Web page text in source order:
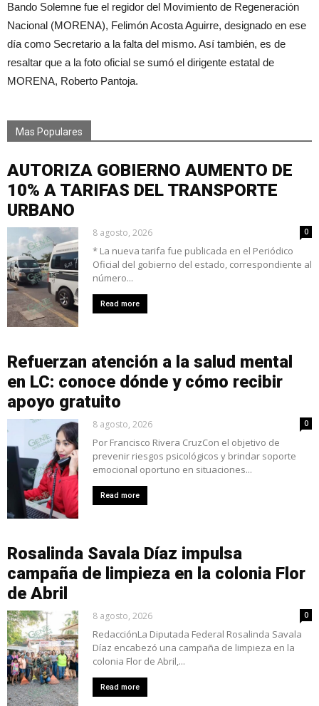
Bando Solemne fue el regidor del Movimiento de Regeneración
Nacional (MORENA), Felimón Acosta Aguirre, designado en ese
día como Secretario a la falta del mismo. Así también, es de
resaltar que a la foto oficial se sumó el dirigente estatal de
MORENA, Roberto Pantoja.
Mas Populares
AUTORIZA GOBIERNO AUMENTO DE
10% A TARIFAS DEL TRANSPORTE
URBANO
8 agosto, 2026 0
* La nueva tarifa fue publicada en el Periódico
Oficial del gobierno del estado, correspondiente al
número...
Read more
Refuerzan atención a la salud mental
en LC: conoce dónde y cómo recibir
apoyo gratuito
8 agosto, 2026 0
Por Francisco Rivera CruzCon el objetivo de
prevenir riesgos psicológicos y brindar soporte
emocional oportuno en situaciones...
Read more
Rosalinda Savala Díaz impulsa
campaña de limpieza en la colonia Flor
de Abril
8 agosto, 2026 0
RedacciónLa Diputada Federal Rosalinda Savala
Díaz encabezó una campaña de limpieza en la
colonia Flor de Abril,...
Read more